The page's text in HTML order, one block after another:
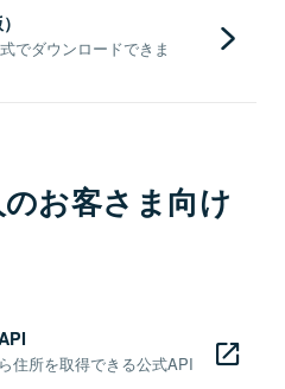
でダウンロードできま
お客さま向け
住所を取得できる公式API